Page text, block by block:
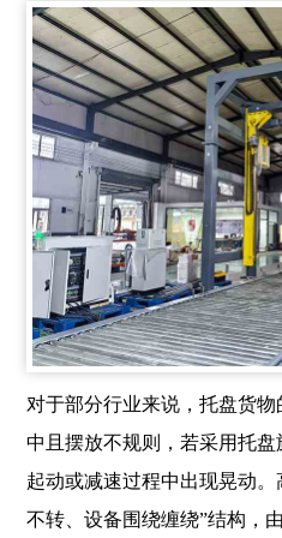
对于部分行业来说，托盘货
中且摆放不规则，若采用托
起动或减速过程中出现晃动
不转、设备围绕缠绕”结构，